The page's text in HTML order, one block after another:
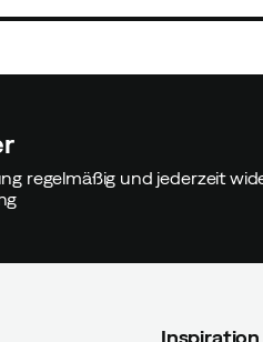
regelmäßig und jederzeit
Inspiration